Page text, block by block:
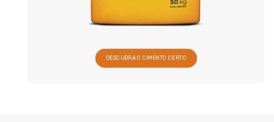
DESCUBRA O CIMENTO CERTO